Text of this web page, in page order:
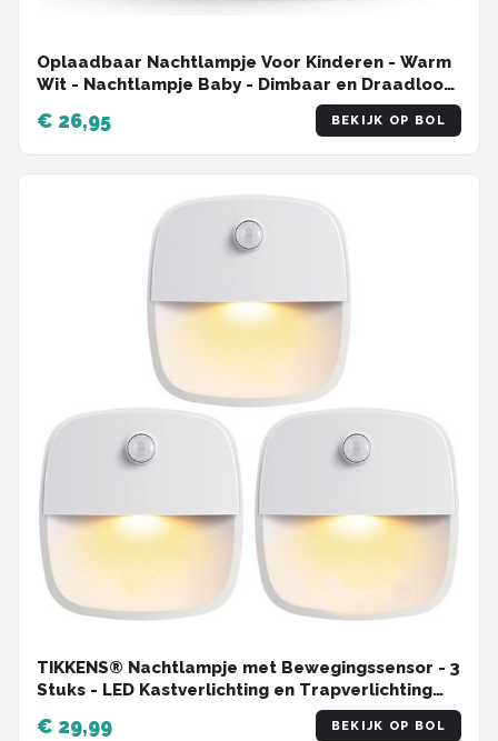
Oplaadbaar Nachtlampje Voor Kinderen - Warm
Wit - Nachtlampje Baby - Dimbaar en Draadloos
- Timer- en geheugenfunctie - USB Oplaadbaar
Nachtlampje Volwassenen
€ 26,95 BEKIJK OP BOL
TIKKENS® Nachtlampje met Bewegingssensor - 3
Stuks - LED Kastverlichting en Trapverlichting
met Sensor - Draadloos op Batterij
€ 29,99 BEKIJK OP BOL